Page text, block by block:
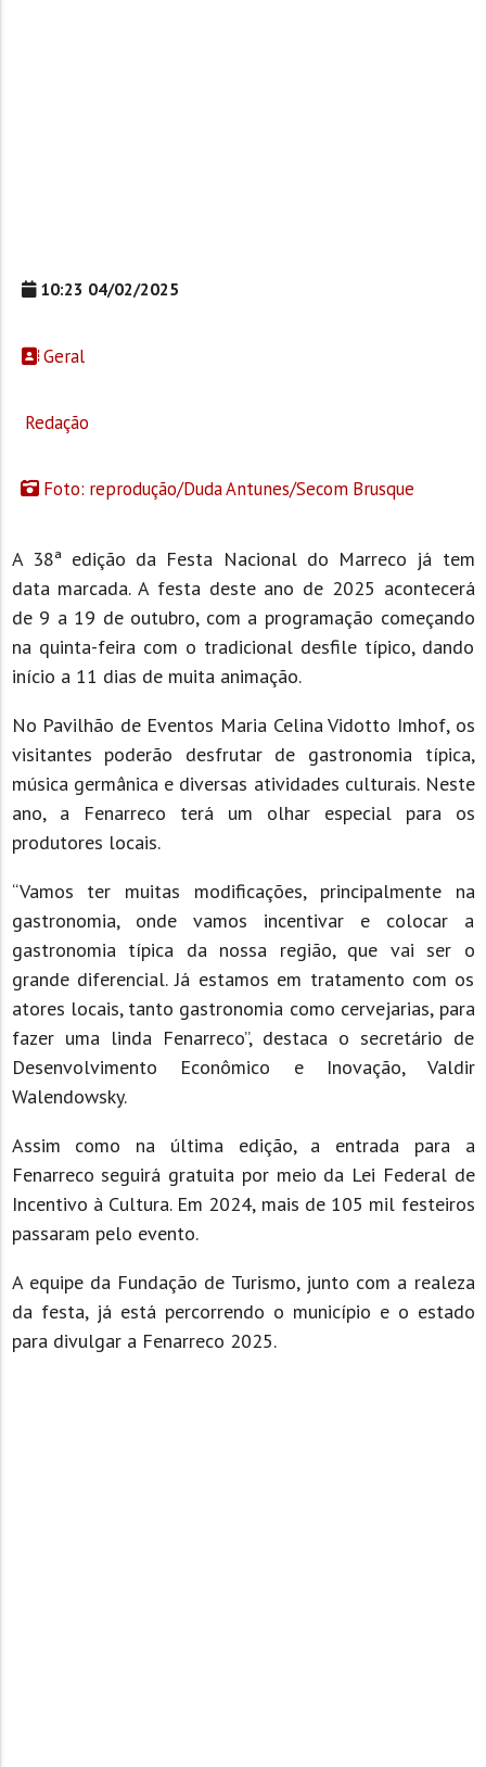
10:23 04/02/2025
Geral
Redação
Foto: reprodução/Duda Antunes/Secom Brusque
A 38ª edição da Festa Nacional do Marreco já tem
data marcada. A festa deste ano de 2025 acontecerá
de 9 a 19 de outubro, com a programação começando
na quinta-feira com o tradicional desfile típico, dando
início a 11 dias de muita animação.
No Pavilhão de Eventos Maria Celina Vidotto Imhof, os
visitantes poderão desfrutar de gastronomia típica,
música germânica e diversas atividades culturais. Neste
ano, a Fenarreco terá um olhar especial para os
produtores locais.
“Vamos ter muitas modificações, principalmente na
gastronomia, onde vamos incentivar e colocar a
gastronomia típica da nossa região, que vai ser o
grande diferencial. Já estamos em tratamento com os
atores locais, tanto gastronomia como cervejarias, para
fazer uma linda Fenarreco”, destaca o secretário de
Desenvolvimento Econômico e Inovação, Valdir
Walendowsky.
Assim como na última edição, a entrada para a
Fenarreco seguirá gratuita por meio da Lei Federal de
Incentivo à Cultura. Em 2024, mais de 105 mil festeiros
passaram pelo evento.
A equipe da Fundação de Turismo, junto com a realeza
da festa, já está percorrendo o município e o estado
para divulgar a Fenarreco 2025.